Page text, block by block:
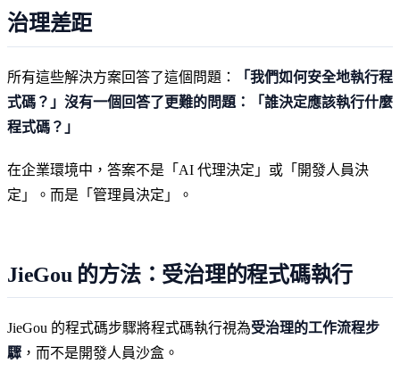
治理差距
所有這些解決方案回答了這個問題：
「我們如何安全地執行程
式碼？」 沒有一個回答了更難的問題：
「誰決定應該執行什麼
程式碼？」
在企業環境中，答案不是「AI 代理決定」或「開發人員決
定」。而是「管理員決定」。
JieGou 的方法：受治理的程式碼執行
JieGou 的程式碼步驟將程式碼執行視為受治理的工作流程步
驟 ，而不是開發人員沙盒。